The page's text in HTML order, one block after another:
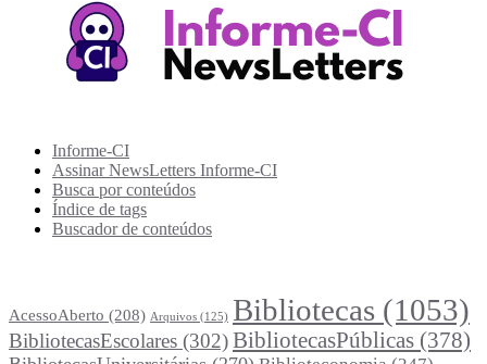
Informe-CI
Assinar NewsLetters Informe-CI
Busca por conteúdos
Índice de tags
Buscador de conteúdos
AcessoAberto (208) Arquivos (125) Bibliotecas (1053)
BibliotecasEscolares (302)BibliotecasPúblicas (378)